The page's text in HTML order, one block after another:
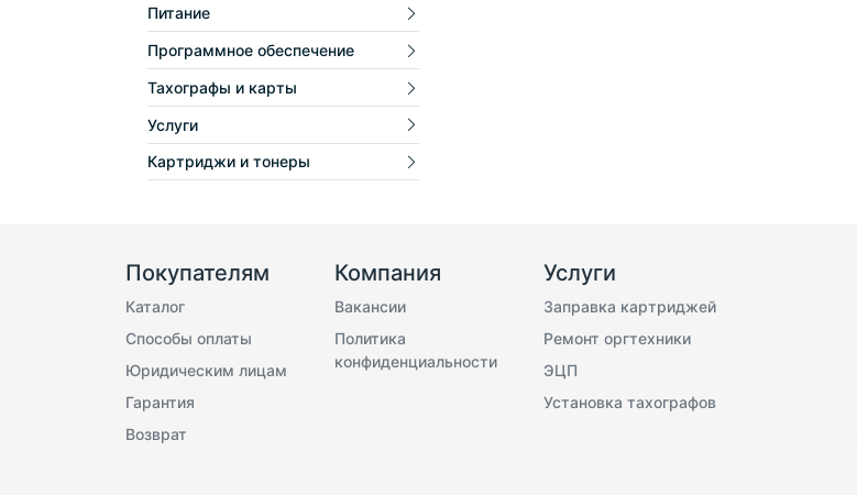
Питание
Программное обеспечение
Тахографы и карты
Услуги
Картриджи и тонеры
Покупателям
Каталог
Способы оплаты
Юридическим лицам
Гарантия
Возврат
Компания
Вакансии
Политика
конфиденциальности
Услуги
Заправка картриджей
Ремонт оргтехники
ЭЦП
Установка тахографов